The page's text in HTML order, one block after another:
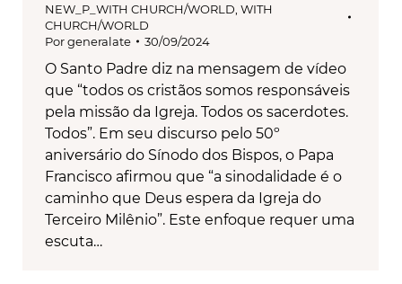
NEW_P_WITH CHURCH/WORLD WITH
CHURCH/WORLD
Porgeneralate 30/09/2024
O Santo Padre diz na mensagem de vídeo
que “todos os cristãos somos responsáveis
pela missão da Igreja. Todos os sacerdotes.
Todos”. Em seu discurso pelo 50º
aniversário do Sínodo dos Bispos, o Papa
Francisco afirmou que “a sinodalidade é o
caminho que Deus espera da Igreja do
Terceiro Milênio”. Este enfoque requer uma
escuta…